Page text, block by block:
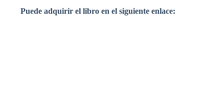
Puede adquirir el libro en el siguiente enlace: